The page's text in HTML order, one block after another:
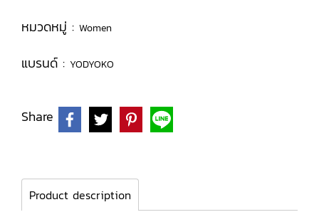
หมวดหมู่ : Women
แบรนด์ : YODYOKO
Share
Product description